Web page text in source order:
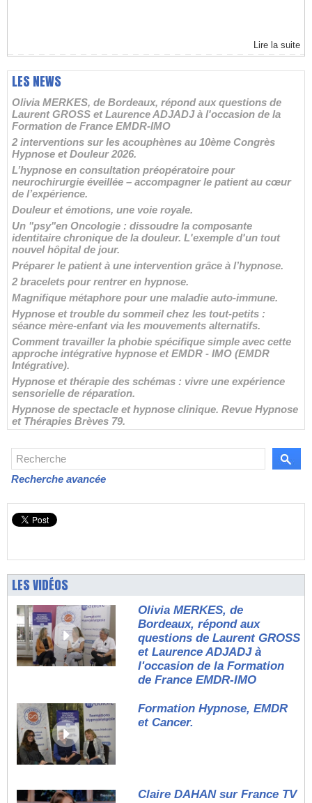
Lire la suite
LES NEWS
Olivia MERKES, de Bordeaux, répond aux questions de
Laurent GROSS et Laurence ADJADJ à l'occasion de la
Formation de France EMDR-IMO
2 interventions sur les acouphènes au 10ème Congrès
Hypnose et Douleur 2026.
L’hypnose en consultation préopératoire pour
neurochirurgie éveillée – accompagner le patient au cœur
de l’expérience.
Douleur et émotions, une voie royale.
Un "psy"en Oncologie : dissoudre la composante
identitaire chronique de la douleur. L'exemple d'un tout
nouvel hôpital de jour.
Préparer le patient à une intervention grâce à l’hypnose.
2 bracelets pour rentrer en hypnose.
Magnifique métaphore pour une maladie auto-immune.
Hypnose et trouble du sommeil chez les tout-petits :
séance mère-enfant via les mouvements alternatifs.
Comment travailler la phobie spécifique simple avec cette
approche intégrative hypnose et EMDR - IMO (EMDR
Intégrative).
Hypnose et thérapie des schémas : vivre une expérience
sensorielle de réparation.
Hypnose de spectacle et hypnose clinique. Revue Hypnose
et Thérapies Brèves 79.
Recherche avancée
LES VIDÉOS
Olivia MERKES, de
Bordeaux, répond aux
questions de Laurent GROSS
et Laurence ADJADJ à
l'occasion de la Formation
de France EMDR-IMO
Formation Hypnose, EMDR
et Cancer.
Claire DAHAN sur France TV